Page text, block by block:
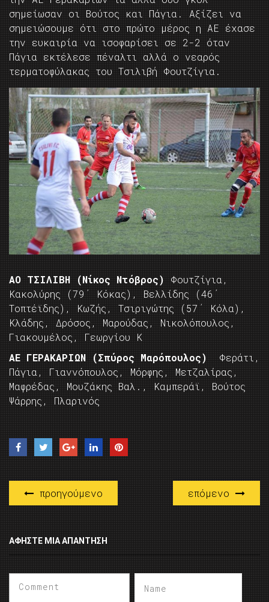
σημείωσαν οι Βούτος και Πάγια. Αξίζει να
σημειώσουμε ότι στο πρώτο μέρος η ΑΕ έχασε
την ευκαιρία να ισοφαρίσει σε 2-2 όταν
Πάγια εκτέλεσε πέναλτι αλλά ο νεαρός
τερματοφύλακας του Τσιλιβή Φουτζίγια.
ΑΟ ΤΣΙΛΙΒΗ (Νίκος Ντόβρος) Φουτζίγια,
Κακολύρης (79΄ Κόκας), Βελλίδης (46΄
Τοπτέϊδης), Κωζής, Τσιριγώτης (57΄ Κόλα),
Κλάδης, Δρόσος, Μαρούδας, Νικολόπουλος,
Γιακουμέλος, Γεωργίου Κ
ΑΕ ΓΕΡΑΚΑΡΙΩΝ (Σπύρος Μαρόπουλος) Φεράτι,
Πάγια, Γιαννόπουλος, Μόρφης, Μετζαλίρας,
Μαφρέδας, Μουζάκης Βαλ., Καμπεράϊ, Βούτος
Ψάρρης, Πλαρινός
προηγούμενο επόμενο
ΑΦΉΣΤΕ ΜΙΑ ΑΠΆΝΤΗΣΗ